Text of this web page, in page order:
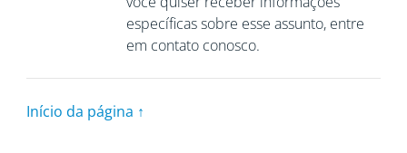
específicas sobre esse assunto, entre
em contato conosco.
Início da página ↑